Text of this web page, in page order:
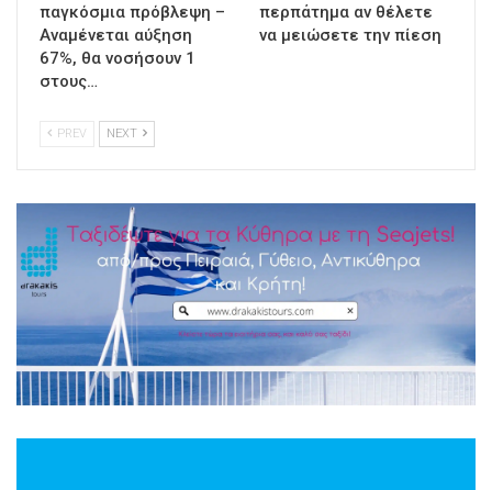
παγκόσμια πρόβλεψη –
Αναμένεται αύξηση
67%, θα νοσήσουν 1
στους…
περπάτημα αν θέλετε
να μειώσετε την πίεση
PREV NEXT